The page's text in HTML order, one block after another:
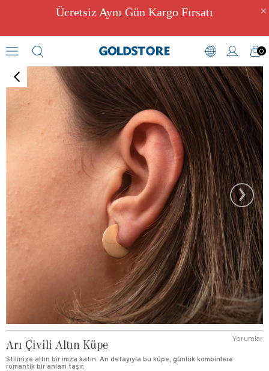
Ücretsiz Aynı Gün Kargo Fırsatı
0
Figürlü Küpeler
›
Arı Çivili Altın Küpe Yorumlar
Stilinize altın bir imza katın. Arı detayıyla bu küpe, günlük kombinlere
romantik bir anlam taşır.